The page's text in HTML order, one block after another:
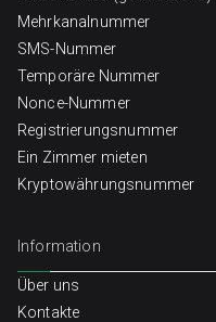
Mehrkanalnummer
SMS-Nummer
Temporäre Nummer
Nonce-Nummer
Registrierungsnummer
Ein Zimmer mieten
Kryptowährungsnummer
Information
Über uns
Kontakte